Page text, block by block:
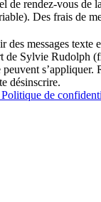
de rendez-vous de
Des frais de
des messages texte
de Sylvie Rudolph
peuvent
désinscrire.
Politique de